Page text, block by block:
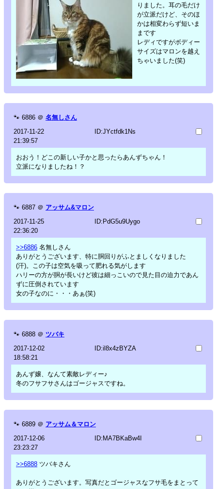
りました。耳の毛だけ
が立派だけど、そのほ
かは相変わらず短いま
まです
レディですがボディー
サイズはマロンを越え
ちゃいました(笑)
🐾 6886 ＠ 名無しさん
2017-11-22
21:39:57
ID:JYctfdk1Ns
おおう！どこの新しい子かと思ったらあんずちゃん！
立派になりましたね！？
🐾 6887 ＠ アッサム&マロン
2017-11-25
22:36:20
ID:PdG5u9Uygo
>>6886 名無しさん
ありがとうございます、特に胴回りがふとましくなりました
(汗)。この子は空気を吸って肥れる気がします
ハリーの方が胴が長いけど彼は細っこいので見た目の迫力であん
ずに圧倒されています
女の子なのに・・・あぁ(笑)
🐾 6888 ＠ ツバキ
2017-12-02
18:58:21
ID:il8x4zBYZA
あんず嬢、なんて素敵レディー♪
冬のフサフサさんはゴージャスですね。
🐾 6889 ＠ アッサム＆マロン
2017-12-06
23:23:27
ID:MA7BKaBw4I
>>6888 ツバキさん
ありがとうございます。写真だとゴージャスなフサ毛をまとって